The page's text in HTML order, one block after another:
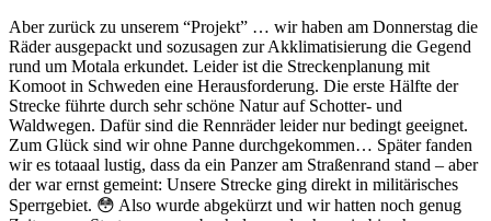
Aber zurück zu unserem “Projekt” … wir haben am Donnerstag die
Räder ausgepackt und sozusagen zur Akklimatisierung die Gegend
rund um Motala erkundet. Leider ist die Streckenplanung mit
Komoot in Schweden eine Herausforderung. Die erste Hälfte der
Strecke führte durch sehr schöne Natur auf Schotter- und
Waldwegen. Dafür sind die Rennräder leider nur bedingt geeignet.
Zum Glück sind wir ohne Panne durchgekommen… Später fanden
wir es totaaal lustig, dass da ein Panzer am Straßenrand stand – aber
der war ernst gemeint: Unsere Strecke ging direkt in militärisches
Sperrgebiet. 😳 Also wurde abgekürzt und wir hatten noch genug